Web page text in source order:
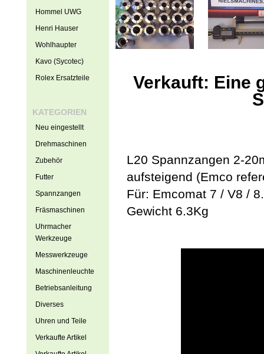
Verkauft: Eine
L20 Spannzangen 2-
aufsteigend (Emco
Für: Emcomat 7 / V8 /
Gewicht 6.3Kg
Hommel UWG
Henri Hauser
Wohlhaupter
Kavo (Sycotec)
Rolex Ersatzteile
KATEGORIEN
Neu eingestellt
Drehmaschinen
Zubehör
Futter
Spannzangen
Fräsmaschinen
Uhrmacher
Werkzeuge
Messwerkzeuge
Maschinenleuchte
Betriebsanleitung
Diverses
Uhren und Teile
Verkaufte Artikel